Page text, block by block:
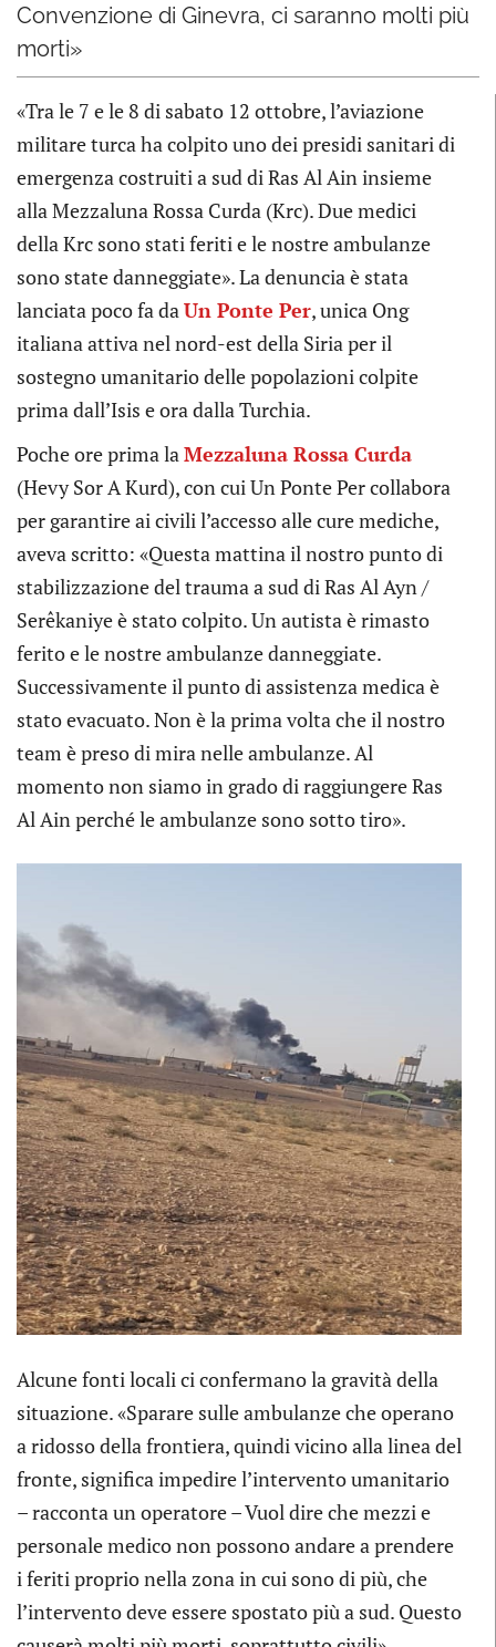
Convenzione di Ginevra, ci saranno molti più
morti»
«Tra le 7 e le 8 di sabato 12 ottobre, l’aviazione
militare turca ha colpito uno dei presidi sanitari di
emergenza costruiti a sud di Ras Al Ain insieme
alla Mezzaluna Rossa Curda (Krc). Due medici
della Krc sono stati feriti e le nostre ambulanze
sono state danneggiate». La denuncia è stata
lanciata poco fa da Un Ponte Per, unica Ong
italiana attiva nel nord-est della Siria per il
sostegno umanitario delle popolazioni colpite
prima dall’Isis e ora dalla Turchia.
Poche ore prima la Mezzaluna Rossa Curda
(Hevy Sor A Kurd), con cui Un Ponte Per collabora
per garantire ai civili l’accesso alle cure mediche,
aveva scritto: «Questa mattina il nostro punto di
stabilizzazione del trauma a sud di Ras Al Ayn /
Serêkaniye è stato colpito. Un autista è rimasto
ferito e le nostre ambulanze danneggiate.
Successivamente il punto di assistenza medica è
stato evacuato. Non è la prima volta che il nostro
team è preso di mira nelle ambulanze. Al
momento non siamo in grado di raggiungere Ras
Al Ain perché le ambulanze sono sotto tiro».
Alcune fonti locali ci confermano la gravità della
situazione. «Sparare sulle ambulanze che operano
a ridosso della frontiera, quindi vicino alla linea del
fronte, significa impedire l’intervento umanitario
– racconta un operatore – Vuol dire che mezzi e
personale medico non possono andare a prendere
i feriti proprio nella zona in cui sono di più, che
l’intervento deve essere spostato più a sud. Questo